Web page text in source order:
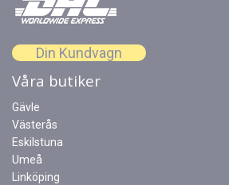
Din Kundvagn
Våra butiker
Gävle
Västerås
Eskilstuna
Umeå
Linköping